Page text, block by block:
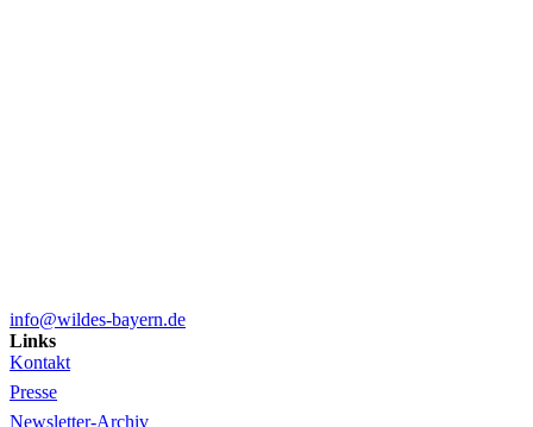
info@wildes-bayern.de
Links
Kontakt
Presse
Newsletter-Archiv